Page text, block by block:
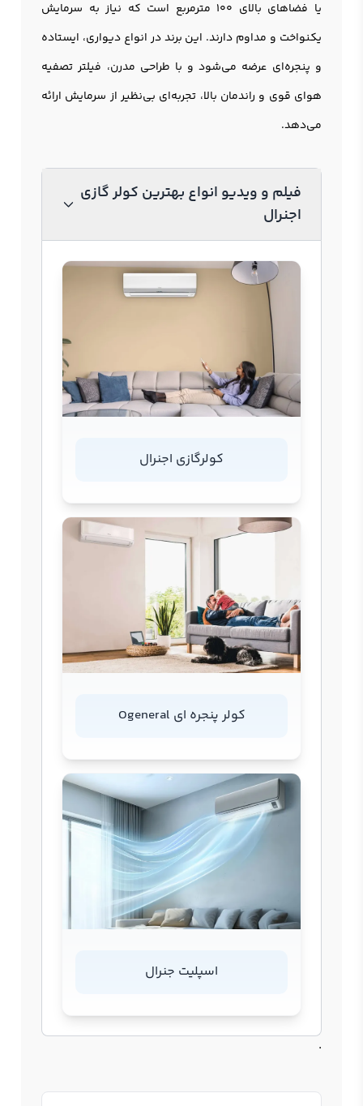
یا فضاهای بالای ۱۰۰ مترمربع است که نیاز به سرمایش
یکنواخت و مداوم دارند. این برند در انواع دیواری، ایستاده
و پنجره‌ای عرضه می‌شود و با طراحی مدرن، فیلتر تصفیه
هوای قوی و راندمان بالا، تجربه‌ای بی‌نظیر از سرمایش ارائه
می‌دهد.
فیلم و ویدیو انواع بهترین کولر گازی
اجنرال
کولرگازی اجنرال
کولر پنجره ای Ogeneral
اسپلیت جنرال
.